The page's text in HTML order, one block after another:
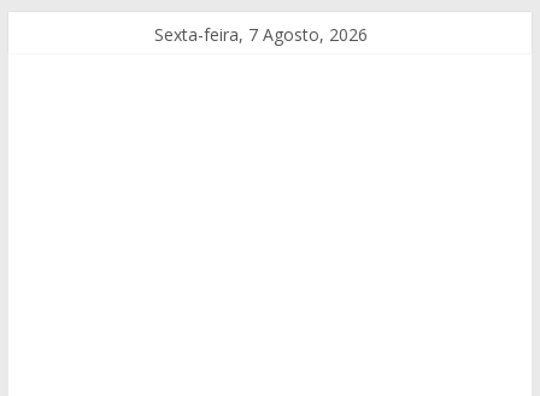
Sexta-feira, 7 Agosto, 2026